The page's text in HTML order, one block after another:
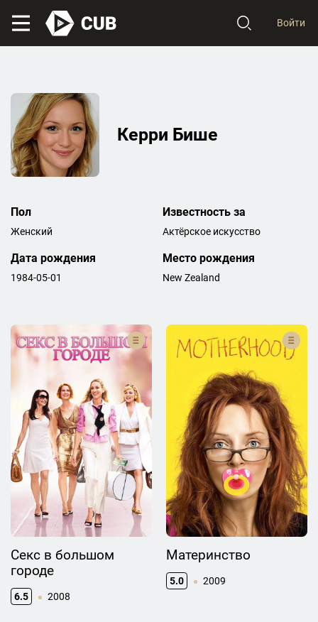
Войти
Керри Бише
Пол
Женский
Известность за
Актёрское искусство
Дата рождения
1984-05-01
Место рождения
New Zealand
Секс в большом
городе
6.5 2008
Материнство
5.0 2009